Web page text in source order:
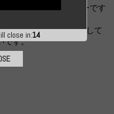
の例がございますベレーです
引き締めるアイテムとして
です。
close in:13